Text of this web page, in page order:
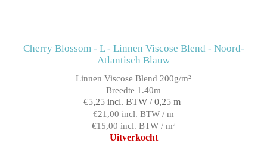
Cherry Blossom - L - Linnen Viscose Blend - Noord-
Atlantisch Blauw
Linnen Viscose Blend 200g/m²
Breedte 1.40m
€5,25 incl. BTW / 0,25 m
€21,00 incl. BTW / m
€15,00 incl. BTW / m²
Uitverkocht